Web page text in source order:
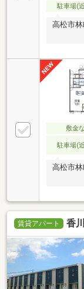
駐車場(
高松市
敷金
駐車場(
高松市
賃貸アパート 香